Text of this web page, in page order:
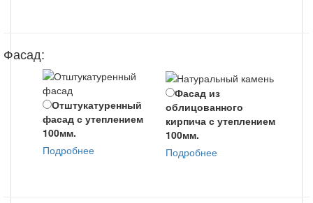
Фасад:
Отштукатуренный
фасад с утеплением
100мм.
Подробнее
Фасад из
облицованного
кирпича с утеплением
100мм.
Подробнее